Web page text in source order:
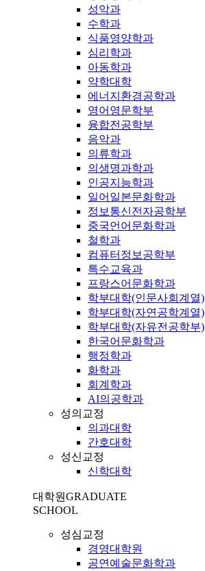
성악과
수학과
식품영양학과
심리학과
아동학과
약학대학
에너지환경공학과
영어영문학부
융합전공학부
음악과
의류학과
의생명과학과
인공지능학과
일어일본문화학과
정보통신전자공학부
중국언어문화학과
철학과
컴퓨터정보공학부
특수교육과
프랑스어문화학과
학부대학(인문사회계열)
학부대학(자연공학계열)
학부대학(자유전공학부)
한국어문화학과
행정학과
화학과
회계학과
AI의공학과
성의교정
의과대학
간호대학
성신교정
신학대학
대학원GRADUATE
SCHOOL
성심교정
경영대학원
공연예술문화학과